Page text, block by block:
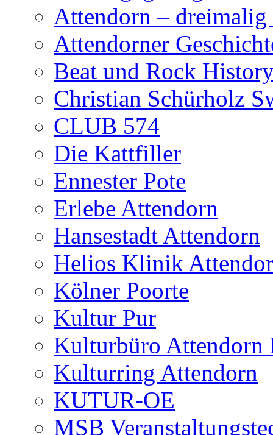
Attendorn –
Attendorner
Beat und Rock
Christian Schürholz
CLUB 574
Die Kattfiller
Ennester Pote
Erlebe Attendorn
Hansestadt Attendorn
Helios Klinik
Kölner Poorte
Kultur Pur
Kulturbüro Attendorn
Kulturring Attendorn
KUTUR-OE
MSB